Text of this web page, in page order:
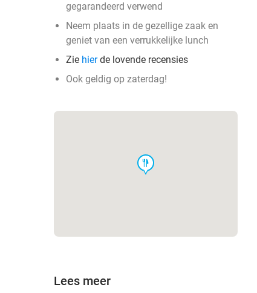
gegarandeerd verwend
Neem plaats in de gezellige zaak en
geniet van een verrukkelijke lunch
Zie hierde lovende recensies
Ook geldig op zaterdag!
food
Lees meer